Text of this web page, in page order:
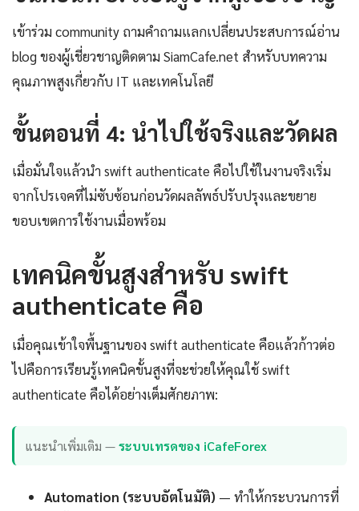
เข้าร่วม community ถามคำถามแลกเปลี่ยนประสบการณ์อ่าน
blog ของผู้เชี่ยวชาญติดตาม SiamCafe.net สำหรับบทความ
คุณภาพสูงเกี่ยวกับ IT และเทคโนโลยี
ขั้นตอนที่ 4: นำไปใช้จริงและวัดผล
เมื่อมั่นใจแล้วนำ swift authenticate คือไปใช้ในงานจริงเริ่ม
จากโปรเจคที่ไม่ซับซ้อนก่อนวัดผลลัพธ์ปรับปรุงและขยาย
ขอบเขตการใช้งานเมื่อพร้อม
เทคนิคขั้นสูงสำหรับ swift
authenticate คือ
เมื่อคุณเข้าใจพื้นฐานของ swift authenticate คือแล้วก้าวต่อ
ไปคือการเรียนรู้เทคนิคขั้นสูงที่จะช่วยให้คุณใช้ swift
authenticate คือได้อย่างเต็มศักยภาพ:
แนะนำเพิ่มเติม —ระบบเทรดของ iCafeForex
Automation (ระบบอัตโนมัติ) — ทำให้กระบวนการที่